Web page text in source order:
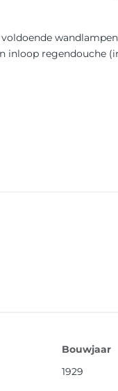
inloop regendouche
Bouwjaar
1929